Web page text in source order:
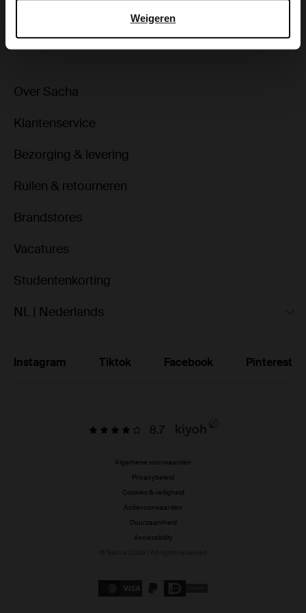
Weigeren
Over Sacha
Klantenservice
Bezorging & levering
Ruilen & retourneren
Brandstores
Vacatures
Studentenkorting
NL | Nederlands
Instagram Tiktok Facebook Pinterest
8.7
Algemene voorwaarden
Privacybeleid
Cookies & veiligheid
Actievoorwaarden
Duurzaamheid
Accessibility